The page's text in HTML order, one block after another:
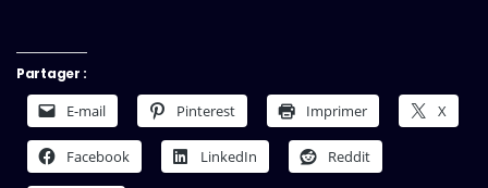
Partager :
E-mail Pinterest Imprimer X
Facebook LinkedIn Reddit